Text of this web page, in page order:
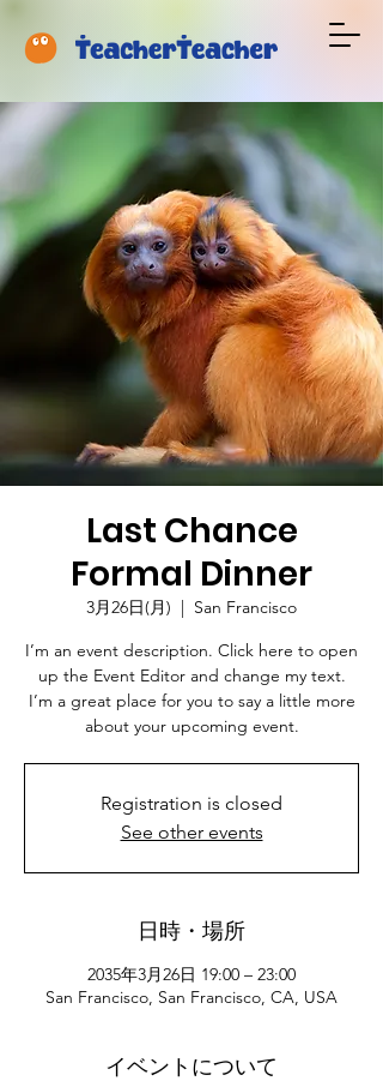
Last Chance
Formal Dinner
3月26日(月)
  |
San Francisco
I’m an event description. Click here to open
up the Event Editor and change my text.
I’m a great place for you to say a little more
about your upcoming event.
Registration is closed
See other events
日時・場所
2035年3月26日 19:00 – 23:00
San Francisco, San Francisco, CA, USA
イベントについて